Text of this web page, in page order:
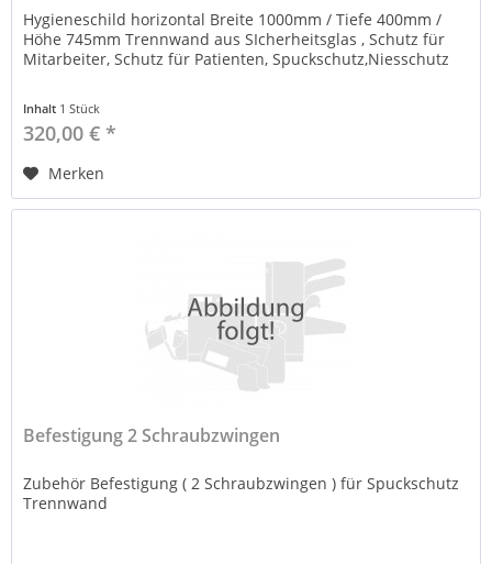
Hygieneschild horizontal Breite 1000mm / Tiefe 400mm /
Höhe 745mm Trennwand aus SIcherheitsglas , Schutz für
Mitarbeiter, Schutz für Patienten, Spuckschutz,Niesschutz
Inhalt 1 Stück
320,00 € *
Merken
Befestigung 2 Schraubzwingen
Zubehör Befestigung ( 2 Schraubzwingen ) für Spuckschutz
Trennwand